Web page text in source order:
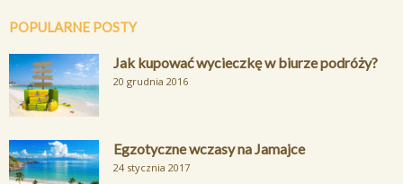
POPULARNE POSTY
Jak kupować wycieczkę w biurze podróży?
20 grudnia 2016
Egzotyczne wczasy na Jamajce
24 stycznia 2017